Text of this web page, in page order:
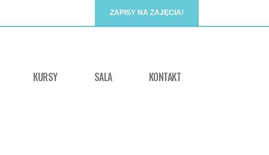
ZAPISY NA ZAJĘCIA!
KURSY SALA KONTAKT